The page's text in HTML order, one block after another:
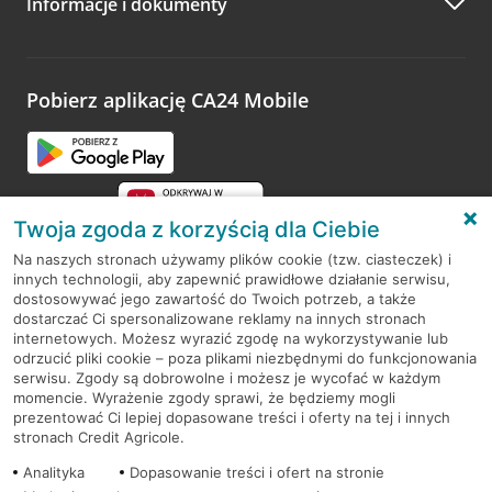
Zachęcamy do podzielenia się z nami opinią o wizycie.
opinie.
Pobierz aplikację CA24 Mobile
RODO
Regulamin serwisu
Mapa serwisu
PolitykaCookies
Twoja zgoda z korzyścią dla Ciebie
Na naszych stronach używamy plików cookie (tzw. ciasteczek) i
innych technologii, aby zapewnić prawidłowe działanie serwisu,
dostosowywać jego zawartość do Twoich potrzeb, a także
dostarczać Ci spersonalizowane reklamy na innych stronach
internetowych. Możesz wyrazić zgodę na wykorzystywanie lub
odrzucić pliki cookie – poza plikami niezbędnymi do funkcjonowania
serwisu. Zgody są dobrowolne i możesz je wycofać w każdym
momencie. Wyrażenie zgody sprawi, że będziemy mogli
prezentować Ci lepiej dopasowane treści i oferty na tej i innych
stronach Credit Agricole.
Analityka
Dopasowanie treści i ofert na stronie